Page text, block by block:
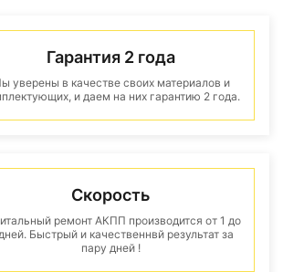
Гарантия 2 года
уверены в качестве своих материалов и
и даем на них гарантию 2 года.
Скорость
ремонт АКПП производится от 1 до
Быстрый и качественнвй результат за
пару дней !